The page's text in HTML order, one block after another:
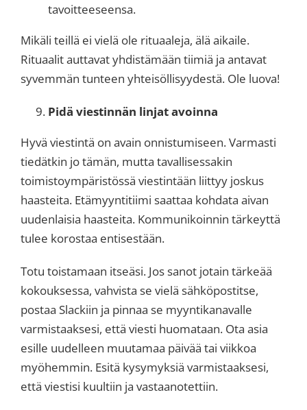
tavoitteeseensa.
Mikäli teillä ei vielä ole rituaaleja, älä aikaile.
Rituaalit auttavat yhdistämään tiimiä ja antavat
syvemmän tunteen yhteisöllisyydestä. Ole luova!
Pidä viestinnän linjat avoinna
Hyvä viestintä on avain onnistumiseen. Varmasti
tiedätkin jo tämän, mutta tavallisessakin
toimistoympäristössä viestintään liittyy joskus
haasteita. Etämyyntitiimi saattaa kohdata aivan
uudenlaisia haasteita. Kommunikoinnin tärkeyttä
tulee korostaa entisestään.
Totu toistamaan itseäsi. Jos sanot jotain tärkeää
kokouksessa, vahvista se vielä sähköpostitse,
postaa Slackiin ja pinnaa se myyntikanavalle
varmistaaksesi, että viesti huomataan. Ota asia
esille uudelleen muutamaa päivää tai viikkoa
myöhemmin. Esitä kysymyksiä varmistaaksesi,
että viestisi kuultiin ja vastaanotettiin.